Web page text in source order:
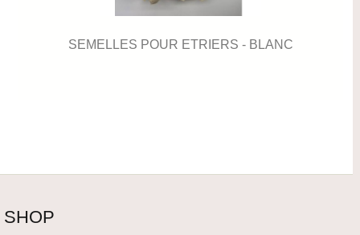
SEMELLES POUR ETRIERS - BLANC
SHOP